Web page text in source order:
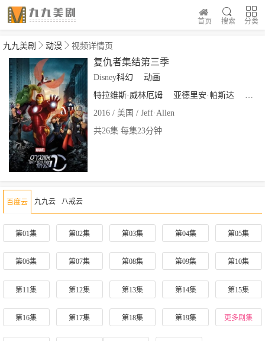
分类
搜索
首页
九九美剧 动漫 视频详情页
复仇者集结第三季
Disney科幻
动画
特拉维斯·威林厄姆
亚德里安·帕斯达
罗杰
2016 / 美国 / Jeff·Allen
共26集 每集23分钟
百度云 九九云 八戒云
第01集 第02集 第03集 第04集 第05集
第06集 第07集 第08集 第09集 第10集
第11集 第12集 第13集 第14集 第15集
第16集 第17集 第18集 第19集 更多剧集